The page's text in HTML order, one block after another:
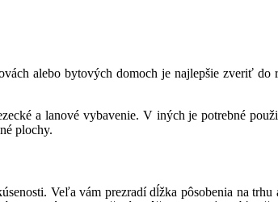
alebo bytových domoch je najlepšie zveriť
a lanové vybavenie. V iných je potrebné
plochy.
Veľa vám prezradí dĺžka pôsobenia na